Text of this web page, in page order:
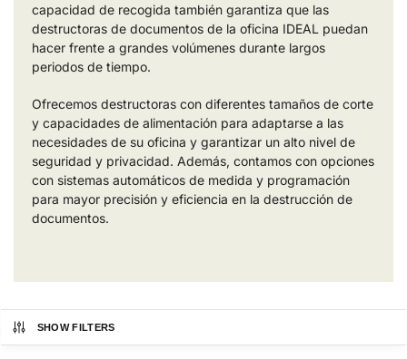
capacidad de recogida también garantiza que las
destructoras de documentos de la oficina IDEAL puedan
hacer frente a grandes volúmenes durante largos
periodos de tiempo.
Ofrecemos destructoras con diferentes tamaños de corte
y capacidades de alimentación para adaptarse a las
necesidades de su oficina y garantizar un alto nivel de
seguridad y privacidad. Además, contamos con opciones
con sistemas automáticos de medida y programación
para mayor precisión y eficiencia en la destrucción de
documentos.
SHOW FILTERS